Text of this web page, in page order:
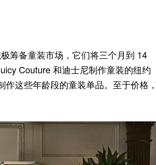
筹备童装市场，它们将三个月到 14
Couture 和迪士尼制作童装的纽约
这些年龄段的童装单品。至于价格，